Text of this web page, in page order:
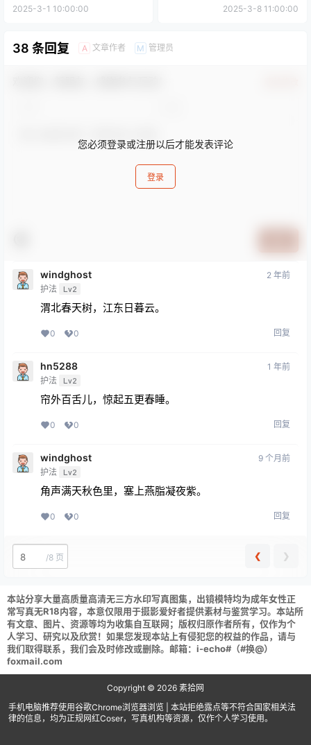
2025-3-1 10:00:00 2025-3-8 11:00:00
38 条回复 A 文章作者 M 管理员
您必须登录或注册以后才能发表评论
登录
windghost
护法 Lv2
2 年前
渭北春天树，江东日暮云。
0 0 回复
hn5288
护法 Lv2
1 年前
帘外百舌儿，惊起五更春睡。
0 0 回复
windghost
护法 Lv2
9 个月前
角声满天秋色里，塞上燕脂凝夜紫。
0 0 回复
/8 页 ❮ ❯
本站分享大量高质量高清无三方水印写真图集，出镜模特均为成年女性正
常写真无R18内容，本意仅限用于摄影爱好者提供素材与鉴赏学习。本站所
有文章、图片、资源等均为收集自互联网；版权归原作者所有，仅作为个
人学习、研究以及欣赏！如果您发现本站上有侵犯您的权益的作品，请与
我们取得联系，我们会及时修改或删除。邮箱：i-echo#（#换@）
foxmail.com
Copyright © 2026 素拾网
手机电脑推荐使用谷歌Chrome浏览器浏览 | 本站拒绝露点等不符合国家相关法
律的信息，均为正规网红Coser，写真机构等资源，仅作个人学习使用。